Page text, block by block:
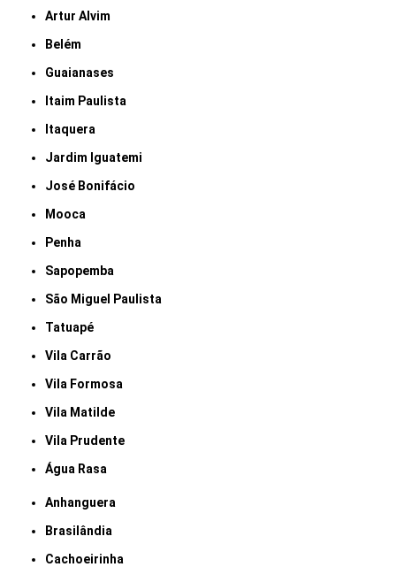
Artur Alvim
Belém
Guaianases
Itaim Paulista
Itaquera
Jardim Iguatemi
José Bonifácio
Mooca
Penha
Sapopemba
São Miguel Paulista
Tatuapé
Vila Carrão
Vila Formosa
Vila Matilde
Vila Prudente
Água Rasa
Anhanguera
Brasilândia
Cachoeirinha